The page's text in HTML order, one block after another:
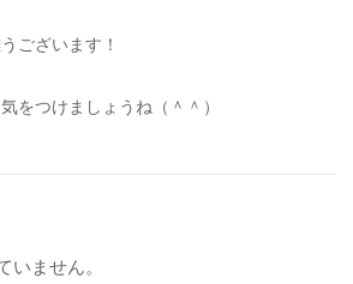
ございます！
をつけましょうね（＾＾）
いません。